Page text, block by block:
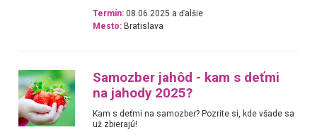
Termín: 08.06.2025 a ďalšie
Mesto: Bratislava
Samozber jahôd - kam s deťmi
na jahody 2025?
Kam s deťmi na samozber? Pozrite si, kde všade sa
už zbierajú!